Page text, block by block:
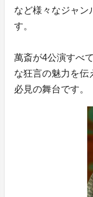
など様々なジャン
す。
萬斎が4公演すべ
な狂言の魅力を伝
必見の舞台です。